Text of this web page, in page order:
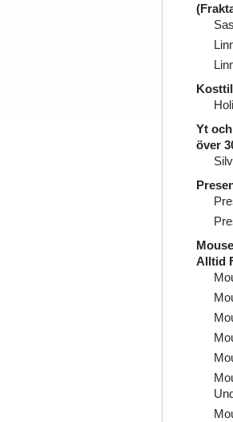
Yt
över
Alltid